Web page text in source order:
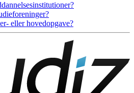
eller hovedopgave?